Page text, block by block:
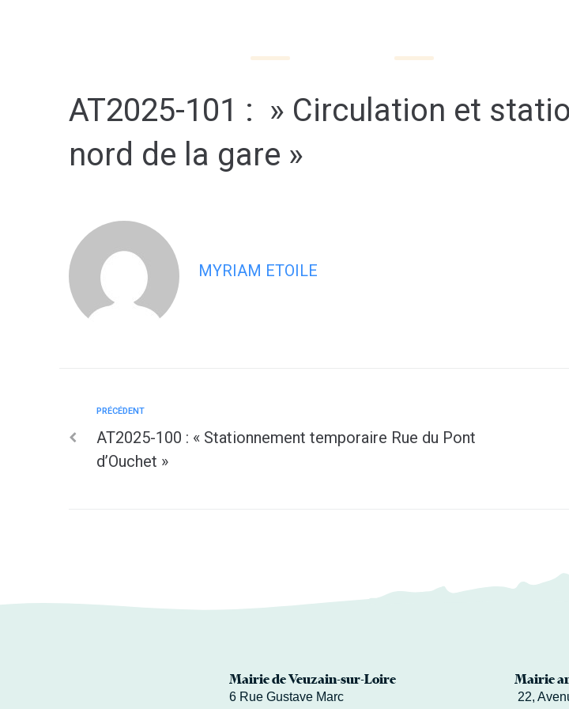
AT2025-101 : » Circulation et
nord de la gare »
MYRIAM ETOILE
PRÉCÉDENT
AT2025-100 : « Stationnement temporaire Rue du Pont
d’Ouchet »
Mairie de Veuzain-sur-Loire
6 Rue Gustave Marc
Mairie
22,